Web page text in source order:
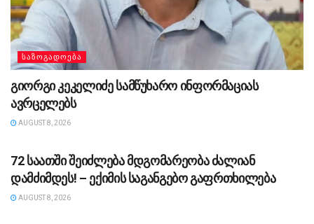
ᲡᲐᲖᲝᲒᲐᲓᲝᲔᲑᲐ
გიორგი კეკელიძე სამწუხარო ინფორმაციას
ავრცელებს
AUGUST 8, 2026
72 საათში შეიძლება მდგომარეობა ძალიან
დამძიმდეს! – ექიმის საგანგებო გაფრთხილება
AUGUST 8, 2026